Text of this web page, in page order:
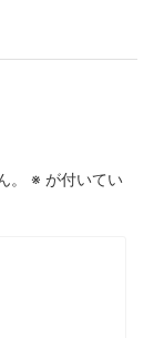
※ が付いてい